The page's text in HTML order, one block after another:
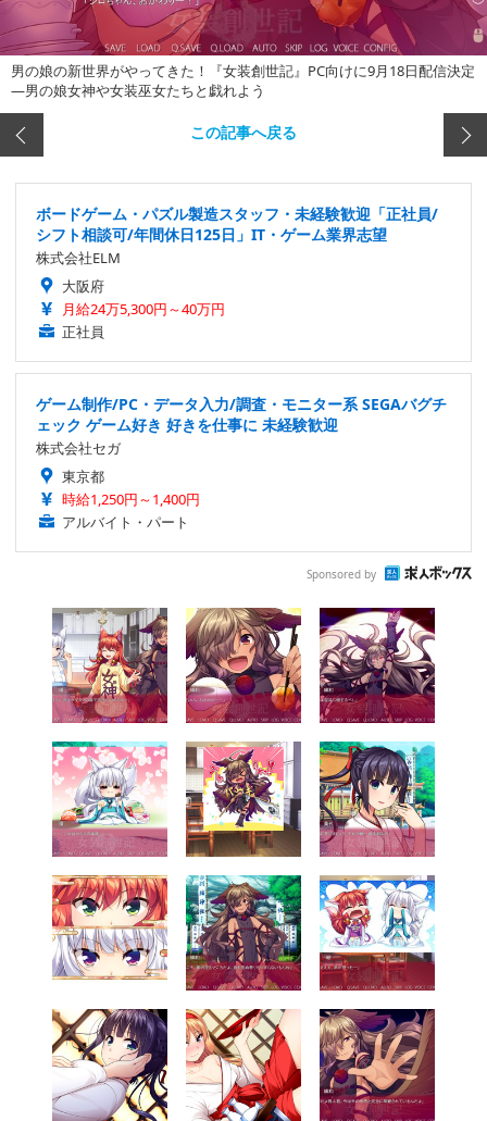
男の娘の新世界がやってきた！『女装創世記』PC向けに9月18日配信決定
―男の娘女神や女装巫女たちと戯れよう
この記事へ戻る
ボードゲーム・パズル製造スタッフ・未経験歓迎「正社員/
シフト相談可/年間休日125日」IT・ゲーム業界志望
株式会社ELM
大阪府
月給24万5,300円～40万円
正社員
ゲーム制作/PC・データ入力/調査・モニター系 SEGAバグチ
ェック ゲーム好き 好きを仕事に 未経験歓迎
株式会社セガ
東京都
時給1,250円～1,400円
アルバイト・パート
Sponsored by